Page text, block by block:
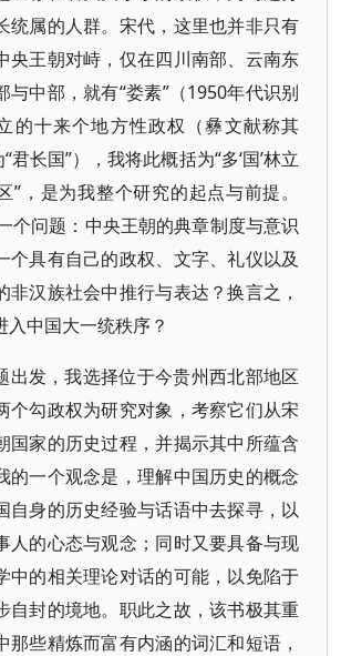
统属的人群。宋代，这里也并非只有
央王朝对峙，仅在四川南部、云南东
与中部，就有“娄素”（1950年代识别
的十来个地方性政权（彝文献称其
君长国”），我将此概括为“多‘国’林立
”，是为我整个研究的起点与前提。
个问题：中央王朝的典章制度与意识
个具有自己的政权、文字、礼仪以及
非汉族社会中推行与表达？换言之，
入中国大一统秩序？
出发，我选择位于今贵州西北部地区
个勾政权为研究对象，考察它们从宋
国家的历史过程，并揭示其中所蕴含
的一个观念是，理解中国历史的概念
自身的历史经验与话语中去探寻，以
人的心态与观念；同时又要具备与现
中的相关理论对话的可能，以免陷于
自封的境地。职此之故，该书极其重
那些精炼而富有内涵的词汇和短语，